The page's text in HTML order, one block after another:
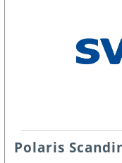
Polaris